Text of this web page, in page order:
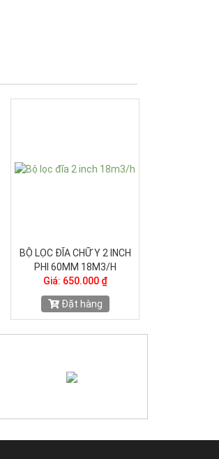
KÌM MỞ RỘNG KHỚP NỐI NHỎ
GIỌT
Giá: 50.000 ₫
Đặt hàng